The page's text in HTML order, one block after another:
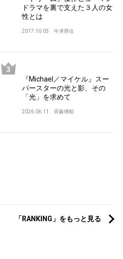
ドラマを裏で支えた３人の女
性とは
2017.10.03 牛津厚信
『Michael／マイケル』スー
パースターの光と影、その
「光」を求めて
2026.06.11 斉藤博昭
「RANKING」をもっと見る